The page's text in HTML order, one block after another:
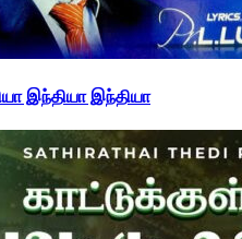
இந்தியா இந்தியா